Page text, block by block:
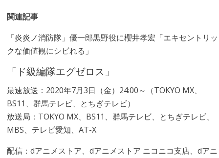
関連記事
「炎炎ノ消防隊」優一郎黒野役に櫻井孝宏「エキセントリッ
クな価値観にシビれる」
「ド級編隊エグゼロス」
最速放送：2020年7月3日（金）24:00～（TOKYO MX、
BS11、群馬テレビ、とちぎテレビ）
放送局：TOKYO MX、BS11、群馬テレビ、とちぎテレビ、
MBS、テレビ愛知、AT-X
配信：dアニメストア、dアニメストア ニコニコ支店、dアニ